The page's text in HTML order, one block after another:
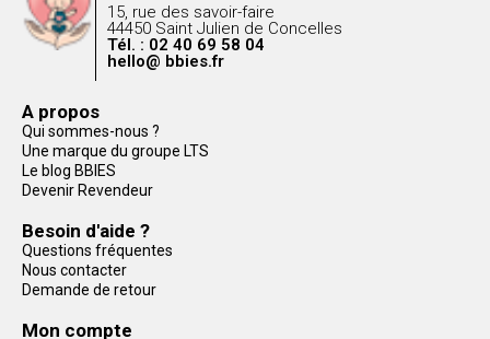
15, rue des savoir-faire
44450 Saint Julien de Concelles
Tél. : 02 40 69 58 04
hello@ bbies.fr
A propos
Qui sommes-nous ?
Une marque du groupe LTS
Le blog BBIES
Devenir Revendeur
Besoin d'aide ?
Questions fréquentes
Nous contacter
Demande de retour
Mon compte